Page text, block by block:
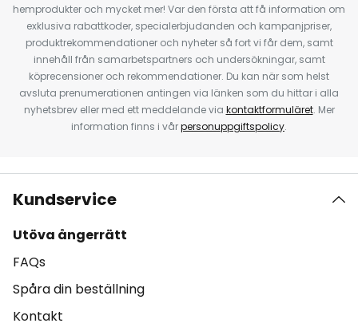
hemprodukter och mycket mer! Var den första att få information om
exklusiva rabattkoder, specialerbjudanden och kampanjpriser,
produktrekommendationer och nyheter så fort vi får dem, samt
innehåll från samarbetspartners och undersökningar, samt
köprecensioner och rekommendationer. Du kan när som helst
avsluta prenumerationen antingen via länken som du hittar i alla
nyhetsbrev eller med ett meddelande via kontaktformuläret. Mer
information finns i vårpersonuppgiftspolicy.
Kundservice
Utöva ångerrätt
FAQs
Spåra din beställning
Kontakt